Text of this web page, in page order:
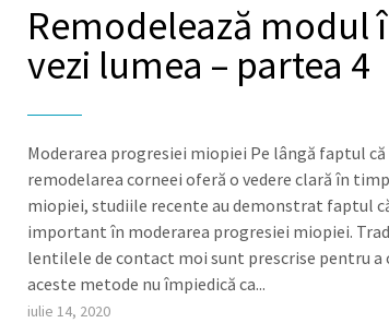
Remodelează modul
vezi lumea – partea 4
Moderarea progresiei miopiei Pe lângă faptul
remodelarea corneei oferă o vedere clară în
miopiei, studiile recente au demonstrat faptul
important în moderarea progresiei miopiei.
lentilele de contact moi sunt prescrise pentru a
aceste metode nu împiedică ca...
iulie 14, 2020